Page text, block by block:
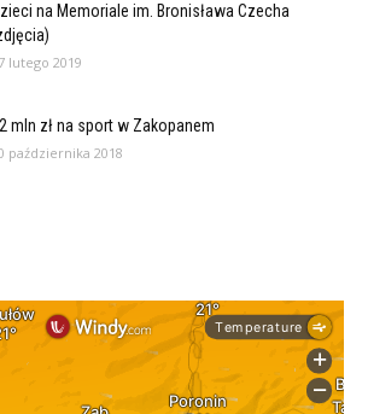
na Memoriale im. Bronisława Czecha
lutego 2019
mln zł na sport w Zakopanem
października 2018